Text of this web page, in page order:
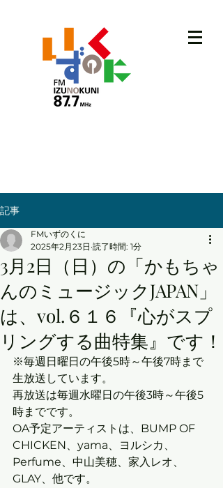
記事
3月2日（日）の「かもちゃ
んのミュージックJAPAN」
は、vol.６１６『心がスプ
リングする曲特集』です！
FMいずのくに
2025年2月23日 読了時間: 1分
※毎週日曜日の午後5時～午後7時まで
生放送しています。
再放送は毎週水曜日の午後3時～午後5
時までです。
OA予定アーティストは、BUMP OF
CHICKEN、yama、ヨルシカ、
Perfume、中山美穂、家入レオ、
GLAY、他です。